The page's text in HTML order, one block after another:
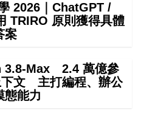
2026｜ChatGPT /
TRIRO 原則獲得具體
案
3.8-Max 2.4 萬億參
文 主打編程、辦公
態能力